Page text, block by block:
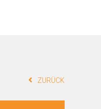
ZURÜCK